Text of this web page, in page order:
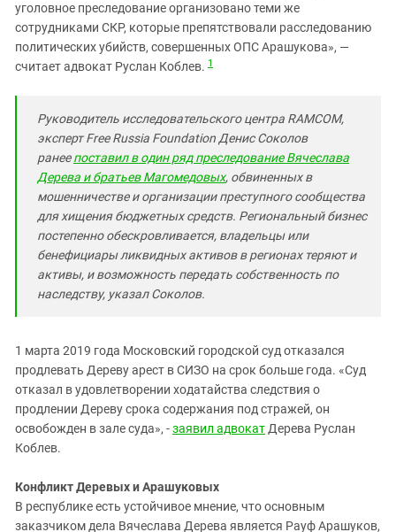
уголовное преследование организовано теми же
сотрудниками СКР, которые препятствовали расследованию
политических убийств, совершенных ОПС Арашукова», —
считает адвокат Руслан Коблев. 1
Руководитель исследовательского центра RAMCOM,
эксперт Free Russia Foundation Денис Соколов
ранеепоставил в один ряд преследование Вячеслава
Дерева и братьев Магомедовых, обвиненных в
мошенничестве и организации преступного сообщества
для хищения бюджетных средств. Региональный бизнес
постепенно обескровливается, владельцы или
бенефициары ликвидных активов в регионах теряют и
активы, и возможность передать собственность по
наследству, указал Соколов.
1 марта 2019 года Московский городской суд отказался
продлевать Дереву арест в СИЗО на срок больше года. «Суд
отказал в удовлетворении ходатайства следствия о
продлении Дереву срока содержания под стражей, он
освобожден в зале суда», -заявил адвокатДерева Руслан
Коблев.
Конфликт Деревых и Арашуковых
В республике есть устойчивое мнение, что основным
заказчиком дела Вячеслава Дерева является Рауф Арашуков,